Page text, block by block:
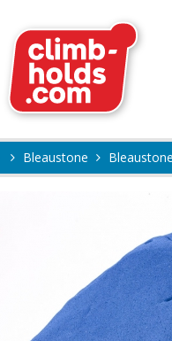
Bleaustone